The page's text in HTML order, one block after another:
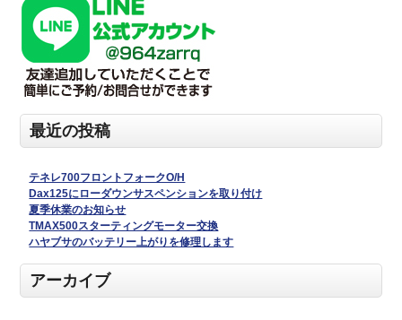
最近の投稿
テネレ700フロントフォークO/H
Dax125にローダウンサスペンションを取り付け
夏季休業のお知らせ
TMAX500スターティングモーター交換
ハヤブサのバッテリー上がりを修理します
アーカイブ